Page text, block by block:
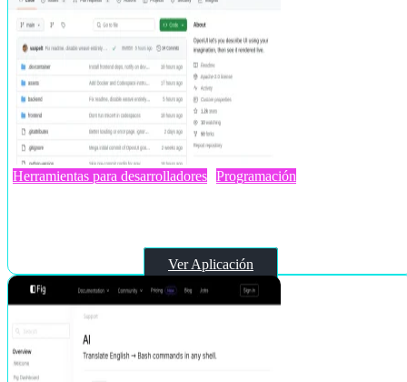
Herramientas para desarrolladores Programación
Ver Aplicación